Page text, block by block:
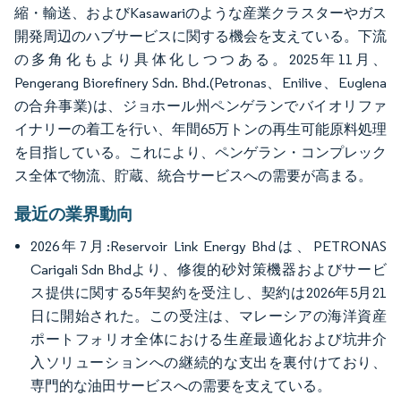
縮・輸送、およびKasawariのような産業クラスターやガス
開発周辺のハブサービスに関する機会を支えている。下流
の多角化もより具体化しつつある。2025年11月、
Pengerang Biorefinery Sdn. Bhd.(Petronas、Enilive、Euglena
の合弁事業)は、ジョホール州ペンゲランでバイオリファ
イナリーの着工を行い、年間65万トンの再生可能原料処理
を目指している。これにより、ペンゲラン・コンプレック
ス全体で物流、貯蔵、統合サービスへの需要が高まる。
最近の業界動向
2026年7月:Reservoir Link Energy Bhdは、PETRONAS
Carigali Sdn Bhdより、修復的砂対策機器およびサービ
ス提供に関する5年契約を受注し、契約は2026年5月21
日に開始された。この受注は、マレーシアの海洋資産
ポートフォリオ全体における生産最適化および坑井介
入ソリューションへの継続的な支出を裏付けており、
専門的な油田サービスへの需要を支えている。